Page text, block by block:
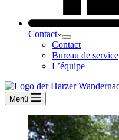
Contact
Contact
Bureau de service
L’équipe
Menü